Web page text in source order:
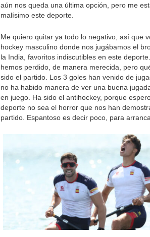
aún nos queda una última opción, pero me
malísimo este deporte.
Me quiero quitar ya todo lo negativo, así que
hockey masculino donde nos jugábamos el
la India, favoritos indiscutibles en este
hemos perdido, de manera merecida, pero
sido el partido. Los 3 goles han venido de
no ha habido manera de ver una buena
en juego. Ha sido el antihockey, porque
deporte no sea el horror que nos han
partido. Espantoso es decir poco, para